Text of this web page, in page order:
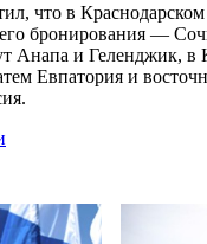
что в
бронирования —
Анапа и Геленджик,
Евпатория и